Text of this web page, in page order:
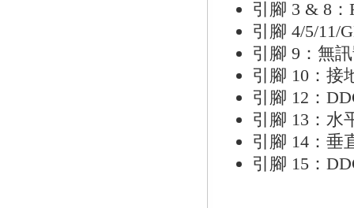
引腳 3 & 8
引腳 4/5/11/
引腳 9：無
引腳 10：接
引腳 12：
引腳 13：水
引腳 14：垂
引腳 15：